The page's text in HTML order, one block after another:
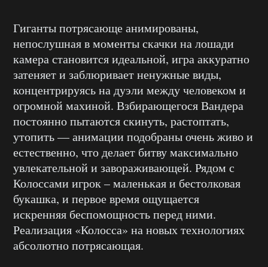
Гиганты потрясающе анимированы,
непослушная в моменты скачки на лошади
камера становится идеальной, игра аккуратно
затеняет и заблюривает ненужные виды,
концентрируясь на дуэли между человеком и
огромной махиной. Взбирающегося Вандера
постоянно пытаются скинуть, растоптать,
утопить — анимации подобраны очень живо и
естественно, что делает битву максимально
увлекательной и завораживающей. Рядом с
Колоссами игрок – маленькая и бестолковая
букашка, и первое время ощущается
искренняя беспомощность перед ними.
Реализация «Колосса» на новых технологиях
абсолютно потрясающая.